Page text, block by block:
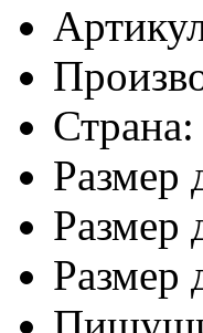
Страна:
Размер
Размер
Размер